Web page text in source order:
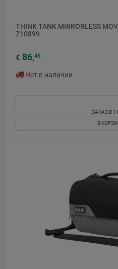
THINK TANK MIRRORLESS
710899
€ 86,45
Нет в наличии
ЗАКАЗ В 1
В